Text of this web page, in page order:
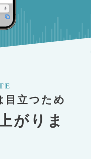
目立つため
がりま